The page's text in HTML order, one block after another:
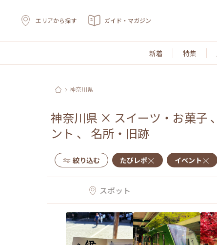
エリアから探す ガイド・マガジン
新着 特集
神奈川県
神奈川県 × スイーツ・お菓子 、
ント 、 名所・旧跡
絞り込む たびレポ イベント
スポット